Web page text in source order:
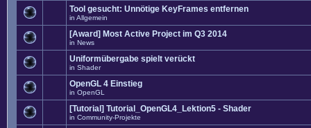
Tool gesucht: Unnötige KeyFrames entfernen
in Allgemein
[Award] Most Active Project im Q3 2014
in News
Uniformübergabe spielt verückt
in Shader
OpenGL 4 Einstieg
in OpenGL
[Tutorial] Tutorial_OpenGL4_Lektion5 - Shader
in Community-Projekte